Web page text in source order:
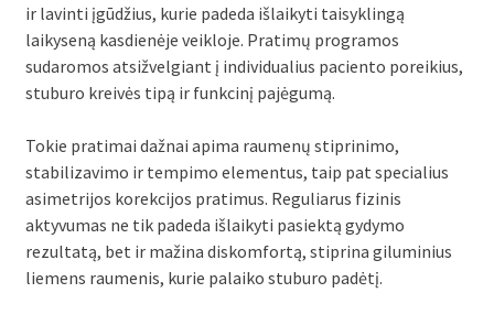
ir lavinti įgūdžius, kurie padeda išlaikyti taisyklingą
laikyseną kasdienėje veikloje. Pratimų programos
sudaromos atsižvelgiant į individualius paciento poreikius,
stuburo kreivės tipą ir funkcinį pajėgumą.
Tokie pratimai dažnai apima raumenų stiprinimo,
stabilizavimo ir tempimo elementus, taip pat specialius
asimetrijos korekcijos pratimus. Reguliarus fizinis
aktyvumas ne tik padeda išlaikyti pasiektą gydymo
rezultatą, bet ir mažina diskomfortą, stiprina giluminius
liemens raumenis, kurie palaiko stuburo padėtį.